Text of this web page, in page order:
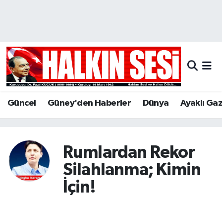
Güncel Güney'den Haberler Dünya Ayaklı
Rumlardan Rekor
Silahlanma; Kimin
İçin!
Hava Durumu
Trafik Durumu
Tüm Manşetler
Son Dakika Haberleri
Haber Arşivi